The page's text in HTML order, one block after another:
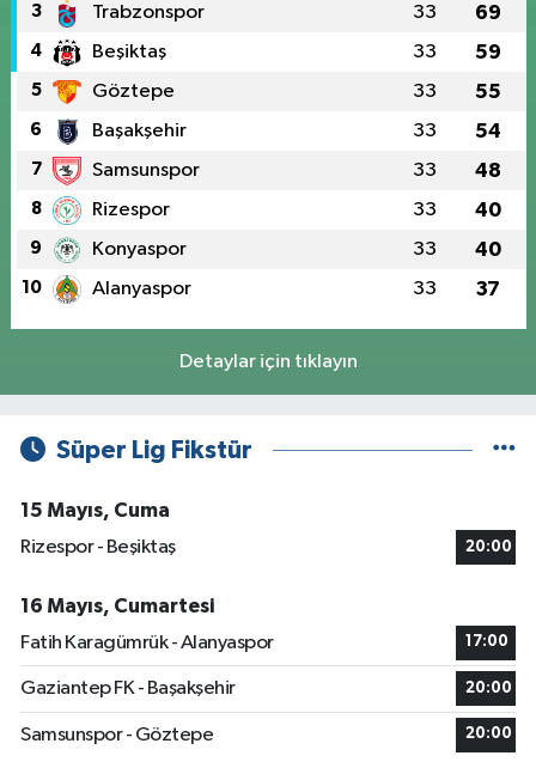
3 Trabzonspor 33 69
4 Beşiktaş 33 59
5 Göztepe 33 55
6 Başakşehir 33 54
7 Samsunspor 33 48
8 Rizespor 33 40
9 Konyaspor 33 40
10 Alanyaspor 33 37
Detaylar için tıklayın
Süper Lig Fikstür
15 Mayıs, Cuma
Rizespor - Beşiktaş
20:00
16 Mayıs, Cumartesi
Fatih Karagümrük - Alanyaspor
17:00
Gaziantep FK - Başakşehir 20:00
Samsunspor - Göztepe 20:00